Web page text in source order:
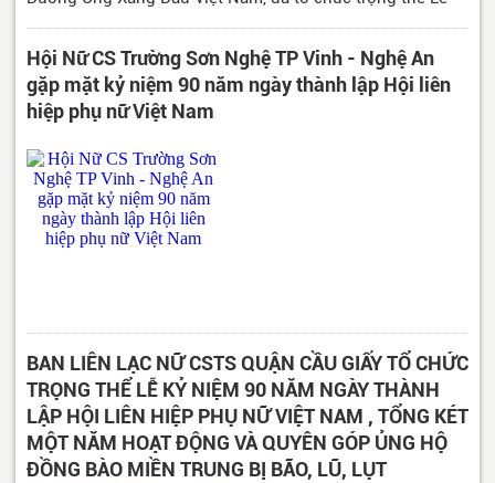
kỷ niệm 50 năm, ngày thành lập Trung đoàn đường ống
592 anh hùng (20/10/1970 - 20/10/2020).
Hội Nữ CS Trường Sơn Nghệ TP Vinh - Nghệ An
gặp mặt kỷ niệm 90 năm ngày thành lập Hội liên
hiệp phụ nữ Việt Nam
BAN LIÊN LẠC NỮ CSTS QUẬN CẦU GIẤY TỔ CHỨC
TRỌNG THỂ LỄ KỶ NIỆM 90 NĂM NGÀY THÀNH
LẬP HỘI LIÊN HIỆP PHỤ NỮ VIỆT NAM , TỔNG KÉT
MỘT NĂM HOẠT ĐỘNG VÀ QUYÊN GÓP ỦNG HỘ
ĐỒNG BÀO MIỀN TRUNG BỊ BÃO, LŨ, LỤT